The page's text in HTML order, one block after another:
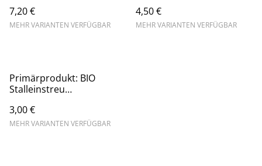
7,20 €
MEHR VARIANTEN VERFÜGBAR
gehäckselt
4,50 €
MEHR VARIANTEN VERFÜGBAR
Primärprodukt: BIO
Stalleinstreu
naturbelassen
3,00 €
MEHR VARIANTEN VERFÜGBAR